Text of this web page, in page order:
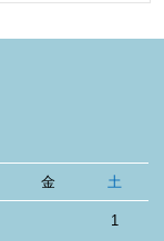
金 土
1